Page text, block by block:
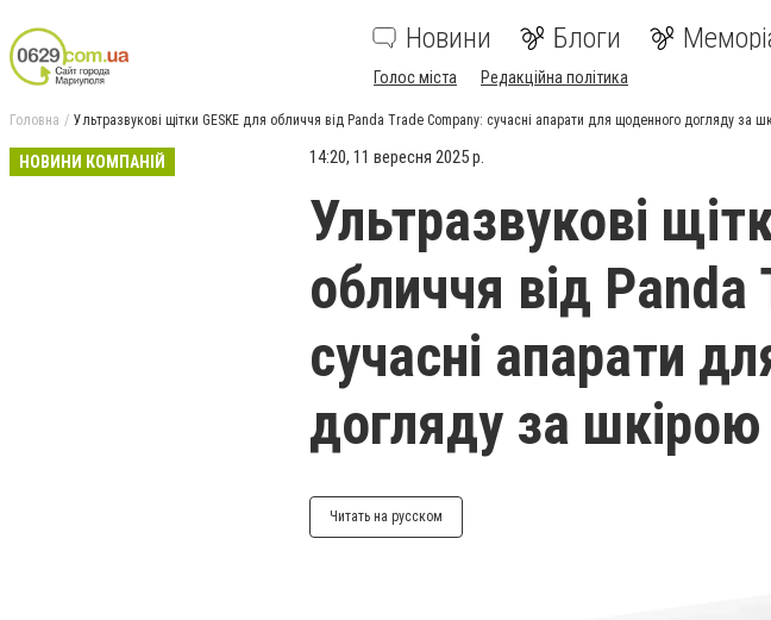
Новини Блоги
Голос міста Редакційна політика
Головна Ультразвукові щітки GESKE для обличчя від Panda Trade Company: сучасні апарати для щоденного догляду за
НОВИНИ КОМПАНІЙ 14:20, 11 вересня 2025 р.
Ультразвукові
обличчя від
сучасні апарати
догляду за шкірою
Читать на русском